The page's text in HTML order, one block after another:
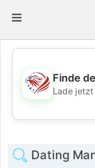
Toggle
💖
Finde
Lade
Dating